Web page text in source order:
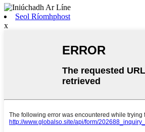
Seol Ríomhphost
x